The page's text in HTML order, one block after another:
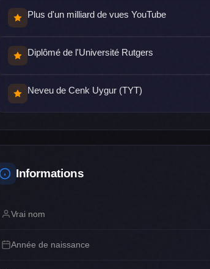
Plus d'un milliard de vues YouTube
Diplômé de l'Université Rutgers
Neveu de Cenk Uygur (TYT)
Informations
Vrai nom
Année de naissance